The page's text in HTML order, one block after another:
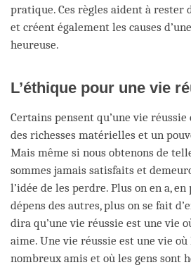
pratique. Ces règles aident à rester
et créent également les causes
heureuse.
L’éthique pour une vie
Certains pensent qu’une vie réussie
des richesses matérielles et un
Mais même si nous obtenons de
sommes jamais satisfaits et
l’idée de les perdre. Plus on en a,
dépens des autres, plus on se fait
dira qu’une vie réussie est une vie
aime. Une vie réussie est une vie où
nombreux amis et où les gens sont